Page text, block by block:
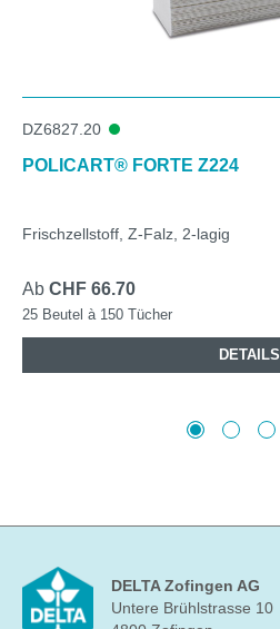
DZ6827.20
POLICART® FORTE Z224
Frischzellstoff, Z-Falz, 2-lagig
Ab CHF 66.70
25 Beutel à 150 Tücher
DETAILS
DELTA Zofingen AG
Untere Brühlstrasse 10